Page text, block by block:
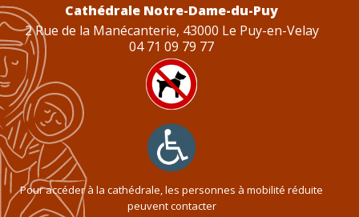
Cathédrale Notre-Dame-du-Puy
2 Rue de la Manécanterie, 43000 Le Puy-en-Velay
04 71 09 79 77
Pour accéder à la cathédrale, les personnes à mobilité réduite
peuvent contacter